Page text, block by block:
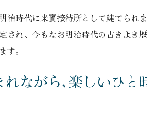
明治時代に来賓接待所として建てられま
され、 今もなお明治時代の古きよき
す。
ながら､楽しいひと